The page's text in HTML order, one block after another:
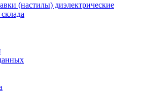
(настилы) диэлектрические